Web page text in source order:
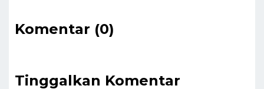
Komentar (0)
Tinggalkan Komentar